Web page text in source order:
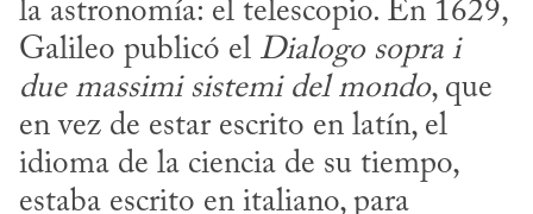
la astronomía: el telescopio. En 1629,
Galileo publicó el Dialogo sopra i
due massimi sistemi del mondo, que
en vez de estar escrito en latín, el
idioma de la ciencia de su tiempo,
estaba escrito en italiano, para